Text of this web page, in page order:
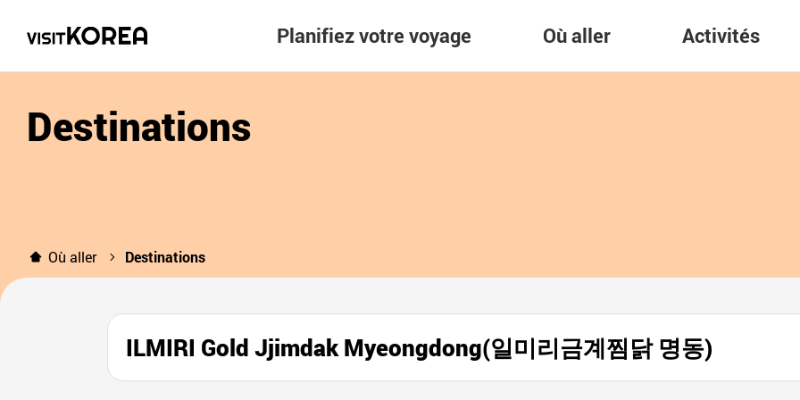
Planifiez votre voyage Où aller Activités
Destinations
Où aller Destinations
ILMIRI Gold Jjimdak Myeongdong(일미리금계찜닭 명동)